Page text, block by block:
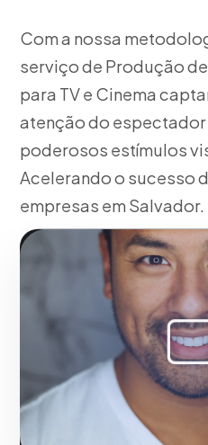
Com a nossa
serviço de Produção
para TV e Cinema
atenção do
poderosos estímulos
Acelerando o sucesso
empresas em Salvador.
Em nossa agência,
locação e casting.
marca no mercado de
Solicitar serviço